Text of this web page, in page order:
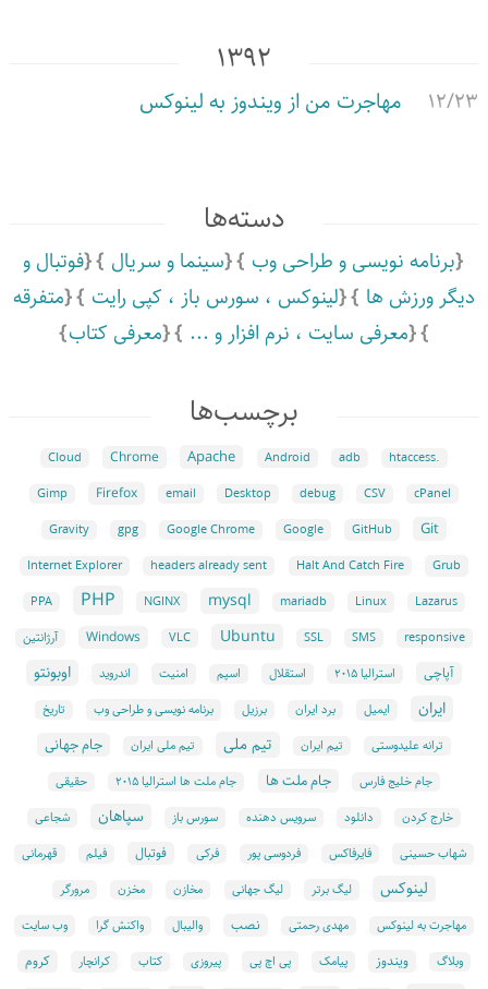
۱۳۹۲
۱۲/۲۳ مهاجرت من از ویندوز به لینوکس
دسته‌ها
برنامه نویسی و طراحی وب سینما و سریال
فوتبال و
دیگر ورزش ها
لینوکس ،‌ سورس باز ،‌ کپی رایت
متفرقه
معرفی سایت ،‌ نرم افزار و ...
معرفی کتاب
برچسب‌ها
.htaccess
adb
Android
Apache
Chrome
Cloud
cPanel
CSV
debug
Desktop
email
Firefox
Gimp
Git
GitHub
Google
Google Chrome
gpg
Gravity
Grub
Halt And Catch Fire
headers already sent
Internet Explorer
Lazarus
Linux
mariadb
mysql
NGINX
PHP
PPA
responsive
SMS
SSL
Ubuntu
VLC
Windows آرژانتین
آپاچی استرالیا ۲۰۱۵ استقلال اسپم امنیت اندروید
اوبونتو
ایران
ایمیل برد ایران برزیل برنامه نویسی و طراحی وب
تاریخ
ترانه علیدوستی
تیم ایران تیم ملی تیم ملی ایران جام جهانی
جام خلیج فارس جام ملت ها جام ملت ها استرالیا ۲۰۱۵
حقیقی
خارج کردن
دانلود سرویس دهنده سورس باز سپاهان شجاعی
شهاب حسینی فایرفاکس فردوسی پور فرکی فوتبال فیلم قهرمانی
لینوکس لیگ برتر لیگ جهانی مخازن مخزن
مرورگر
مهاجرت به لینوکس
مهدی رحمتی نصب والیبال واکنش گرا وب سایت
وبلاگ ویندوز پیامک پی اچ پی پیروزی کتاب کرانچار کروم